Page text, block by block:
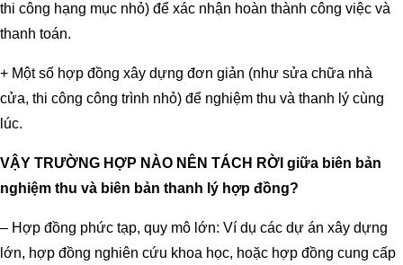
thi công hạng mục nhỏ) để xác nhận hoàn thành công việc và
thanh toán.
+ Một số hợp đồng xây dựng đơn giản (như sửa chữa nhà
cửa, thi công công trình nhỏ) để nghiệm thu và thanh lý cùng
lúc.
VẬY TRƯỜNG HỢP NÀO NÊN TÁCH RỜI giữa biên bản
nghiệm thu và biên bản thanh lý hợp đồng?
– Hợp đồng phức tạp, quy mô lớn: Ví dụ các dự án xây dựng
lớn, hợp đồng nghiên cứu khoa học, hoặc hợp đồng cung cấp